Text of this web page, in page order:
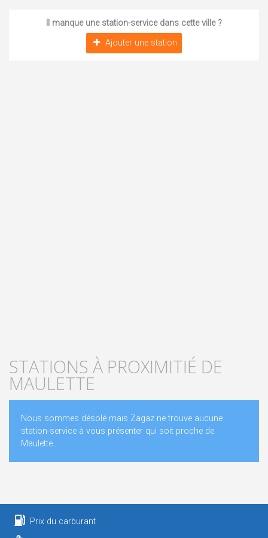
Il manque une station-service dans cette ville ?
Ajouter une station
STATIONS À PROXIMITIÉ DE
MAULETTE
Nous sommes désolé mais Zagaz ne trouve aucune
station-service à vous présenter qui soit proche de
Maulette..
Prix du carburant